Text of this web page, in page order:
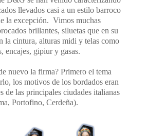
llevados casi a un estilo barroco
la excepción. Vimos muchas
brillantes, siluetas que en su
la cintura, alturas midi y telas como
encajes, gipiur y gasas.
nuevo la firma? Primero el tema
los motivos de los bordados eran
de las principales ciudades italianas
Portofino, Cerdeña).